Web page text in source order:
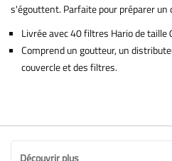
s'égouttent. Parfaite pour préparer un
Livrée avec 40 filtres Hario de taille
Comprend un goutteur, un
couvercle et des filtres.
Découvrir plus